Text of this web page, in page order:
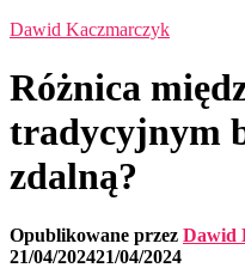
Dawid Kaczmarczyk
Różnica
tradycyjnym
zdalną?
Opublikowane przez Dawid
21/04/202421/04/2024